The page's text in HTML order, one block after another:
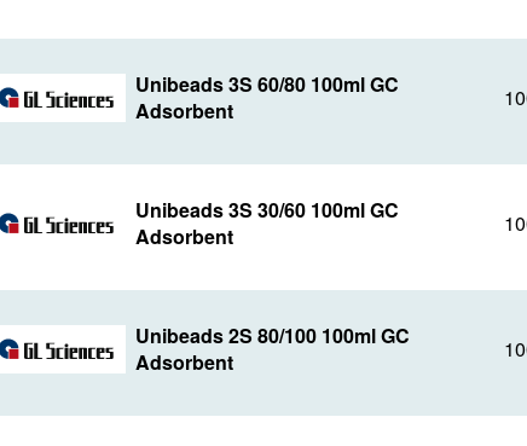
Unibeads 3S 60/80 100ml GC
Adsorbent
Unibeads 3S 30/60 100ml GC
Adsorbent
Unibeads 2S 80/100 100ml GC
Adsorbent